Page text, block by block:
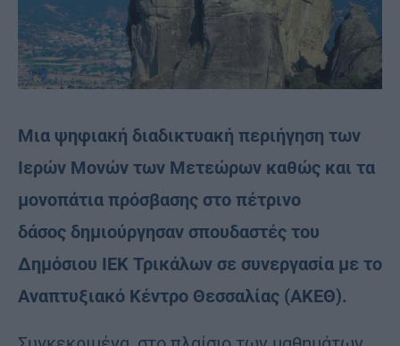
Μια ψηφιακή διαδικτυακή περιήγηση των
Ιερών Μονών των Μετεώρων καθώς και τα
μονοπάτια πρόσβασης στο πέτρινο
δάσος δημιούργησαν σπουδαστές του
Δημόσιου ΙΕΚ Τρικάλων σε συνεργασία με το
Αναπτυξιακό Κέντρο Θεσσαλίας (ΑΚΕΘ).